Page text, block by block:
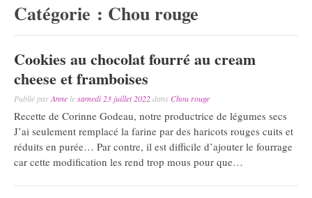
Catégorie : Chou rouge
Cookies au chocolat fourré au cream
cheese et framboises
Publié parAnnelesamedi 23 juillet 2022dans Chou rouge
Recette de Corinne Godeau, notre productrice de légumes secs
J’ai seulement remplacé la farine par des haricots rouges cuits et
réduits en purée… Par contre, il est difficile d’ajouter le fourrage
car cette modification les rend trop mous pour que…